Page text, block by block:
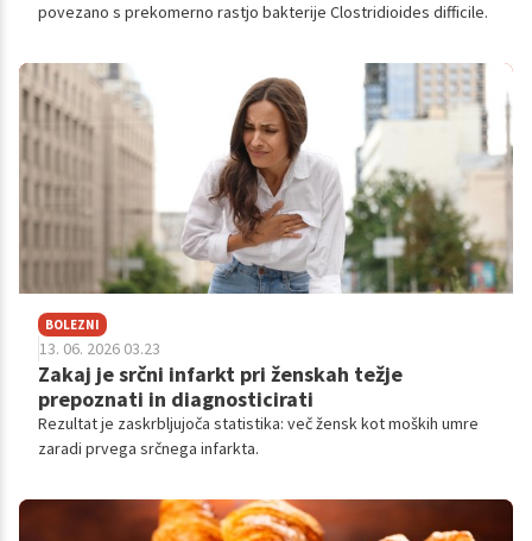
povezano s prekomerno rastjo bakterije Clostridioides difficile.
BOLEZNI
13. 06. 2026 03.23
Zakaj je srčni infarkt pri ženskah težje
prepoznati in diagnosticirati
Rezultat je zaskrbljujoča statistika: več žensk kot moških umre
zaradi prvega srčnega infarkta.